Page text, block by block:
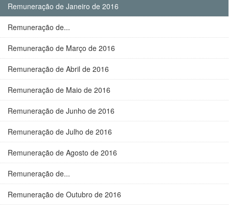
Remuneração de Janeiro de 2016
Remuneração de...
Remuneração de Março de 2016
Remuneração de Abril de 2016
Remuneração de Maio de 2016
Remuneração de Junho de 2016
Remuneração de Julho de 2016
Remuneração de Agosto de 2016
Remuneração de...
Remuneração de Outubro de 2016